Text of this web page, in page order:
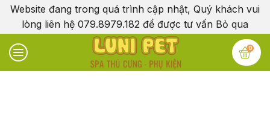
Website đang trong quá trình cập nhật, Quý khách vui
lòng liên hệ 079.8979.182 để được tư vấn Bỏ qua
0